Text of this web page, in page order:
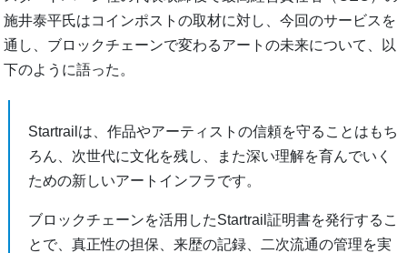
施井泰平氏はコインポストの取材に対し、今回のサービスを
通し、ブロックチェーンで変わるアートの未来について、以
下のように語った。
Startrailは、作品やアーティストの信頼を守ることはもち
ろん、次世代に文化を残し、また深い理解を育んでいく
ための新しいアートインフラです。
ブロックチェーンを活用したStartrail証明書を発行するこ
とで、真正性の担保、来歴の記録、二次流通の管理を実